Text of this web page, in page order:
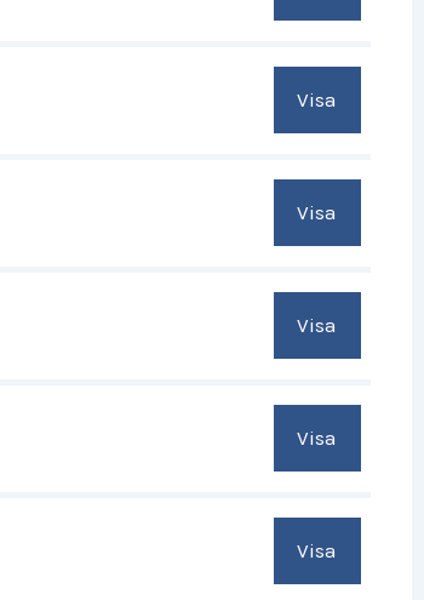
Visa
Visa
Visa
Visa
Visa